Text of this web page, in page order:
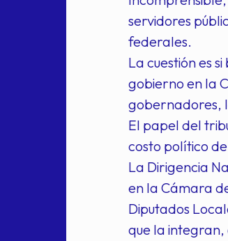
servidores
federales.
La cuestión es
gobierno en la
gobernadores,
El papel del
costo político
La Dirigencia
en la Cámara
Diputados
que la integran,